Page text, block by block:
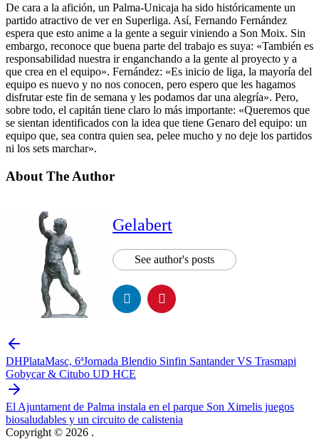
De cara a la afición, un Palma-Unicaja ha sido históricamente un
partido atractivo de ver en Superliga. Así, Fernando Fernández
espera que esto anime a la gente a seguir viniendo a Son Moix. Sin
embargo, reconoce que buena parte del trabajo es suya: «También es
responsabilidad nuestra ir enganchando a la gente al proyecto y a
que crea en el equipo». Fernández: «Es inicio de liga, la mayoría del
equipo es nuevo y no nos conocen, pero espero que les hagamos
disfrutar este fin de semana y les podamos dar una alegría». Pero,
sobre todo, el capitán tiene claro lo más importante: «Queremos que
se sientan identificados con la idea que tiene Genaro del equipo: un
equipo que, sea contra quien sea, pelee mucho y no deje los partidos
ni los sets marchar».
About The Author
Gelabert
See author's posts
DHPlataMasc, 6ªJornada Blendio Sinfin Santander VS Trasmapi
Gobycar & Citubo UD HCE
El Ajuntament de Palma instala en el parque Son Ximelis juegos
biosaludables y un circuito de calistenia
Copyright © 2026 .